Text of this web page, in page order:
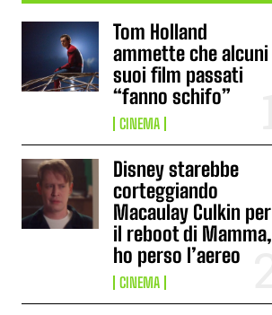
Tom Holland
ammette che alcuni
suoi film passati
“fanno schifo”
CINEMA
Disney starebbe
corteggiando
Macaulay Culkin per
il reboot di Mamma,
ho perso l’aereo
CINEMA